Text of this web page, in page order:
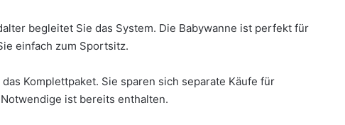
begleitet Sie das System. Die Babywanne ist perfekt für
einfach zum Sportsitz.
Komplettpaket. Sie sparen sich separate Käufe für
ist bereits enthalten.